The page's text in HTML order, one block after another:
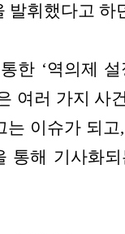
발휘했다고 하
한 ‘역의제 설
여러 가지 사
는 이슈가 되고
통해 기사화